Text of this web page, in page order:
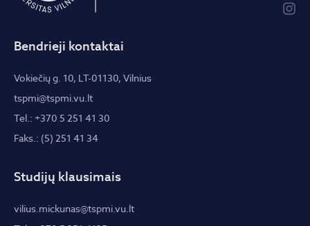
Bendrieji kontaktai
Vokiečių g. 10, LT-01130, Vilnius
tspmi@tspmi.vu.lt
Tel.: +370 5 251 41 30
Faks.: (5) 251 41 34
Studijų klausimais
vilius.mickunas@tspmi.vu.lt